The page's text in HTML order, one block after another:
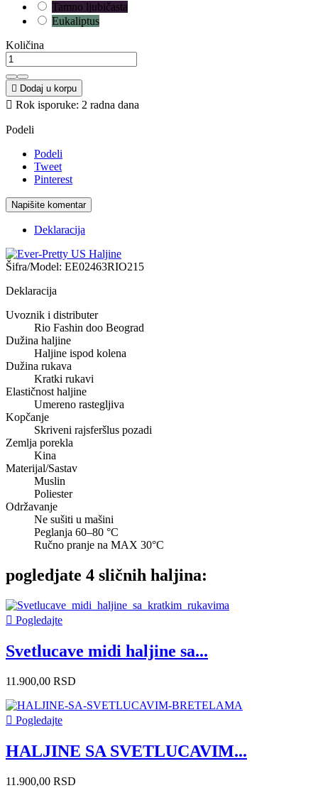
Tamno ljubičasta
Eukaliptus
Količina
 Dodaj u korpu
 Rok isporuke: 2 radna dana
Podeli
Podeli
Tweet
Pinterest
Napišite komentar
Deklaracija
Šifra/Model: EE02463RIO215
Deklaracija
Uvoznik i distributer
Rio Fashin doo Beograd
Dužina haljine
Haljine ispod kolena
Dužina rukava
Kratki rukavi
Elastičnost haljine
Umereno rastegljiva
Kopčanje
Skriveni rajsferšlus pozadi
Zemlja porekla
Kina
Materijal/Sastav
Muslin
Poliester
Održavanje
Ne sušiti u mašini
Peglanja 60–80 °C
Ručno pranje na MAX 30°C
pogledjate 4 sličnih haljina:
 Pogledajte
Svetlucave midi haljine sa...
11.900,00 RSD
 Pogledajte
HALJINE SA SVETLUCAVIM...
11.900,00 RSD